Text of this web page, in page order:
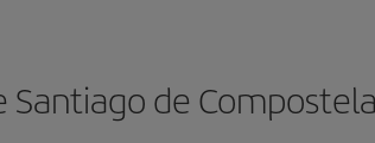
de Compostela